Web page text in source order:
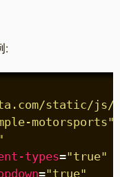
:
static/js/
motorsports"
types="true"
="true"